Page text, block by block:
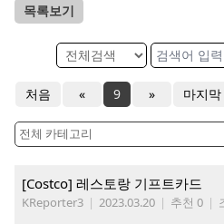
목록보기
처음 « 9 » 마지막
[Costco] 레스토랑 기프트카드
KReporter3 | 2023.03.20 | 추천 0 |